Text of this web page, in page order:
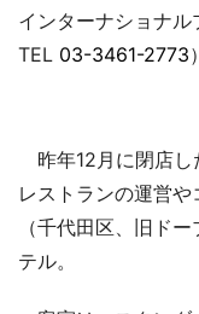
インターナショナル
TEL 03-3461-2773
昨年12月に閉店し
レストランの運営
（千代田区、旧ド
テル。